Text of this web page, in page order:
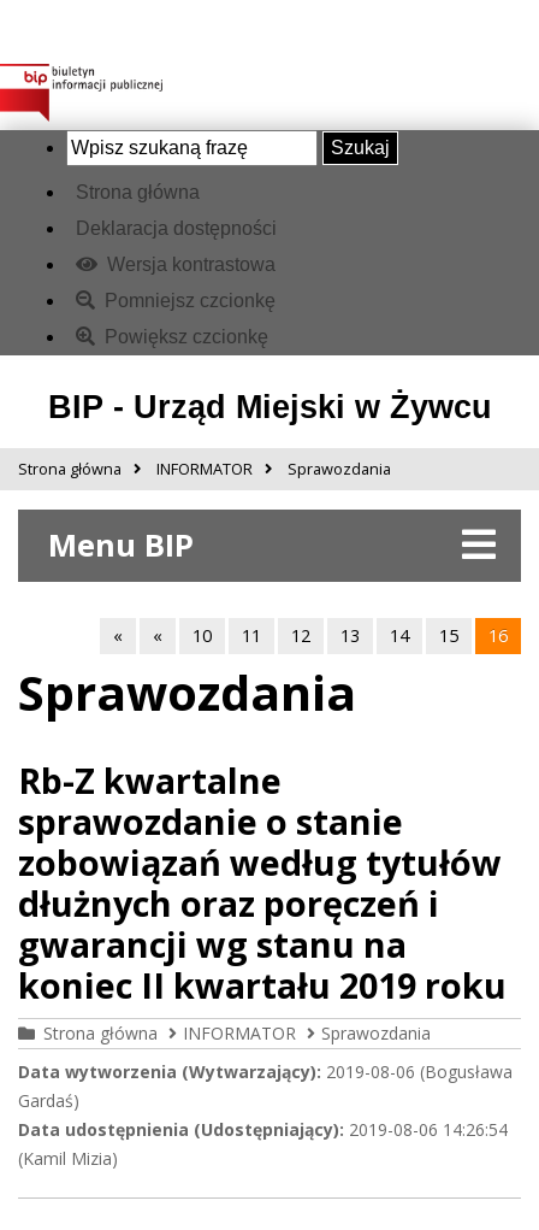
Szukaj
Strona główna
Deklaracja dostępności
Wersja kontrastowa
Pomniejsz czcionkę
Powiększ czcionkę
BIP - Urząd Miejski w Żywcu
Strona główna INFORMATOR Sprawozdania
Menu BIP
« « 10 11 12 13 14 15 16
Sprawozdania
Rb-Z kwartalne
sprawozdanie o stanie
zobowiązań według tytułów
dłużnych oraz poręczeń i
gwarancji wg stanu na
koniec II kwartału 2019 roku
Strona główna INFORMATOR
Sprawozdania
Data wytworzenia (Wytwarzający): 2019-08-06 (Bogusława
Gardaś)
Data udostępnienia (Udostępniający): 2019-08-06 14:26:54
(Kamil Mizia)